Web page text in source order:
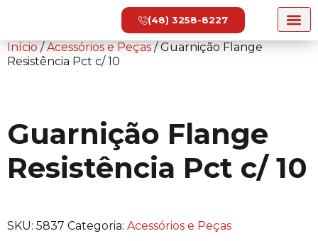
(48) 3258-8227
Início/Acessórios e Peças/ Guarnição Flange
Resistência Pct c/ 10
Guarnição Flange
Resistência Pct c/ 10
SKU: 5837 Categoria: Acessórios e Peças